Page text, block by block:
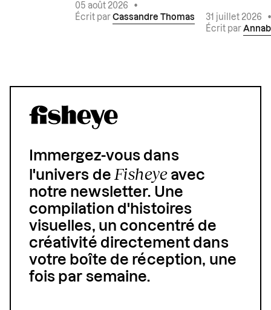
05 août 2026
•
Écrit par Cassandre Thomas 31 juillet 2026
Écrit par
Immergez-vous dans
l'univers de Fisheyeavec
notre newsletter. Une
compilation d'histoires
visuelles, un concentré de
créativité directement dans
votre boîte de réception, une
fois par semaine.